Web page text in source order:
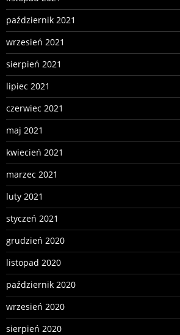
październik 2021
wrzesień 2021
sierpień 2021
lipiec 2021
czerwiec 2021
maj 2021
kwiecień 2021
marzec 2021
luty 2021
styczeń 2021
grudzień 2020
listopad 2020
październik 2020
wrzesień 2020
sierpień 2020